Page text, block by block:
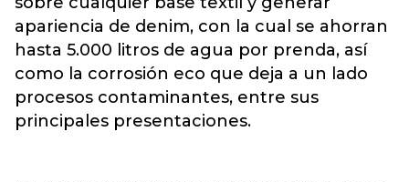
apariencia de denim, con la cual se ahorran
hasta 5.000 litros de agua por prenda, así
como la corrosión eco que deja a un lado
procesos contaminantes, entre sus
principales presentaciones.